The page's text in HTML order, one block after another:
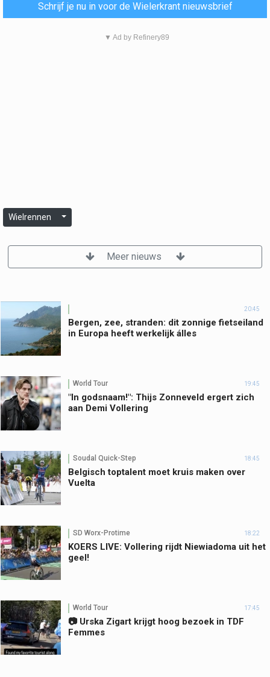
Schrijf je nu in voor de Wielerkrant nieuwsbrief
▼ Ad by Refinery89
Wielrennen
Meer nieuws
20:45
Bergen, zee, stranden: dit zonnige fietseiland
in Europa heeft werkelijk álles
World Tour 19:45
"In godsnaam!": Thijs Zonneveld ergert zich
aan Demi Vollering
Soudal Quick-Step 18:45
Belgisch toptalent moet kruis maken over
Vuelta
SD Worx-Protime 18:22
KOERS LIVE: Vollering rijdt Niewiadoma uit het
geel!
World Tour 17:45
📷 Urska Zigart krijgt hoog bezoek in TDF
Femmes